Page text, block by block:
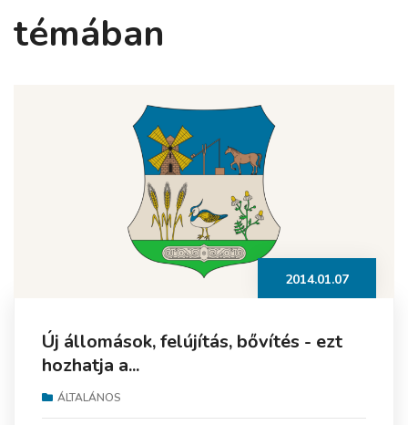
témában
2014.01.07
Új állomások, felújítás, bővítés - ezt
hozhatja a...
ÁLTALÁNOS